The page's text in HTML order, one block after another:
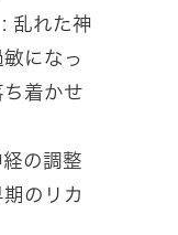
乱れた神
になっ
着かせ
の調整
のリカ